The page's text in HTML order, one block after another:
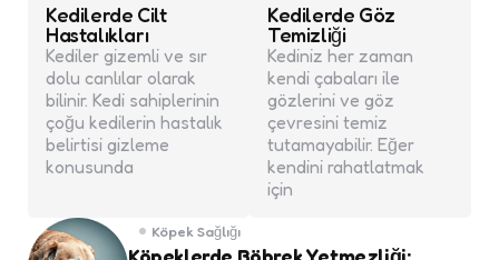
Kedilerde Cilt
Hastalıkları
Kediler gizemli ve sır
dolu canlılar olarak
bilinir. Kedi sahiplerinin
çoğu kedilerin hastalık
belirtisi gizleme
konusunda
Kedilerde Göz
Temizliği
Kediniz her zaman
kendi çabaları ile
gözlerini ve göz
çevresini temiz
tutamayabilir. Eğer
kendini rahatlatmak
için
Köpek Sağlığı